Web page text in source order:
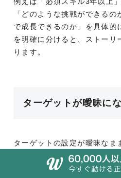
「どのような挑戦ができる
で成長できるのか」を具体的
を明確に分けると、ストーリ
ります。
ターゲットが曖昧に
ターゲットの設定が曖昧なま
る文章にはなりません。誰に
うとすると、 結果的に誰の心